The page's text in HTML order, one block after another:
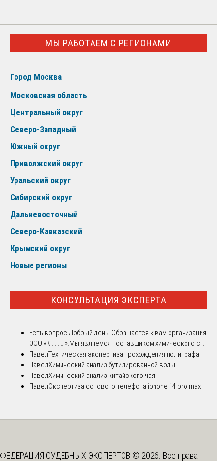
МЫ РАБОТАЕМ С РЕГИОНАМИ
Город Москва
Московская область
Центральный округ
Северо-Западный
Южный округ
Приволжский округ
Уральский округ
Сибирский округ
Дальневосточный
Северо-Кавказский
Крымский округ
Новые регионы
КОНСУЛЬТАЦИЯ ЭКСПЕРТА
Есть вопрос!Добрый день! Обращается к вам организация
ООО «К..........».Мы являемся поставщиком химического с...
ПавелТехническая экспертиза прохождения полиграфа
ПавелХимический анализ бутилированной воды
ПавелХимический анализ китайского чая
ПавелЭкспертиза сотового телефона iphone 14 pro max
ФЕДЕРАЦИЯ СУДЕБНЫХ ЭКСПЕРТОВ © 2026. Все права